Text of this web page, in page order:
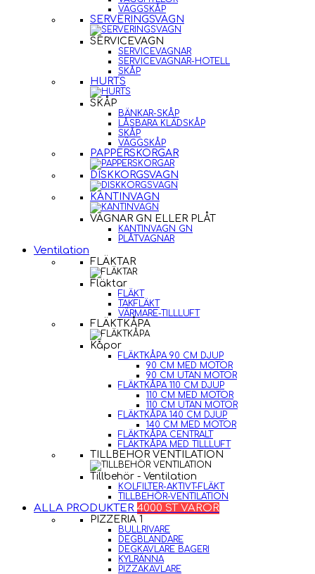
VÄGGSKÅP
SERVERINGSVAGN
SERVICEVAGN
SERVICEVAGNAR
SERVICEVAGNAR-HOTELL
SKÅP
HURTS
SKÅP
BÄNKAR-SKÅP
LÅSBARA KLÄDSKÅP
SKÅP
VÄGGSKÅP
PAPPERSKORGAR
DISKKORGSVAGN
KANTINVAGN
VAGNAR GN ELLER PLÅT
KANTINVAGN GN
PLÅTVAGNAR
Ventilation
FLÄKTAR
Fläktar
FLÄKT
TAKFLÄKT
VÄRMARE-TILLLUFT
FLÄKTKÅPA
Kåpor
FLÄKTKÅPA 90 CM DJUP
90 CM MED MOTOR
90 CM UTAN MOTOR
FLÄKTKÅPA 110 CM DJUP
110 CM MED MOTOR
110 CM UTAN MOTOR
FLÄKTKÅPA 140 CM DJUP
140 CM MED MOTOR
FLÄKTKÅPA CENTRALT
FLÄKTKÅPA MED TILLLUFT
TILLBEHÖR VENTILATION
Tillbehör - Ventilation
KOLFILTER-AKTIVT-FLÄKT
TILLBEHÖR-VENTILATION
ALLA PRODUKTER 4000 ST VAROR
PIZZERIA 1
BULLRIVARE
DEGBLANDARE
DEGKAVLARE BAGERI
KYLRÄNNA
PIZZAKAVLARE